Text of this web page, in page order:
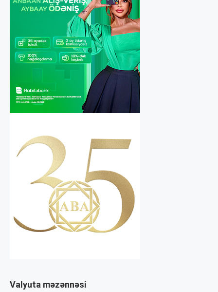
Valyuta məzənnəsi